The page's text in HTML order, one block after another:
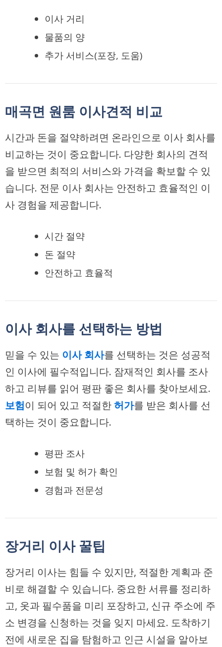
이사 거리
물품의 양
추가 서비스(포장, 도움)
매곡면 원룸 이사견적 비교
시간과 돈을 절약하려면 온라인으로 이사 회사를
비교하는 것이 중요합니다. 다양한 회사의 견적
을 받으면 최적의 서비스와 가격을 확보할 수 있
습니다. 전문 이사 회사는 안전하고 효율적인 이
사 경험을 제공합니다.
시간 절약
돈 절약
안전하고 효율적
이사 회사를 선택하는 방법
믿을 수 있는 이사 회사를 선택하는 것은 성공적
인 이사에 필수적입니다. 잠재적인 회사를 조사
하고 리뷰를 읽어 평판 좋은 회사를 찾아보세요.
보험이 되어 있고 적절한 허가를 받은 회사를 선
택하는 것이 중요합니다.
평판 조사
보험 및 허가 확인
경험과 전문성
장거리 이사 꿀팁
장거리 이사는 힘들 수 있지만, 적절한 계획과 준
비로 해결할 수 있습니다. 중요한 서류를 정리하
고, 옷과 필수품을 미리 포장하고, 신규 주소에 주
소 변경을 신청하는 것을 잊지 마세요. 도착하기
전에 새로운 집을 탐험하고 인근 시설을 알아보